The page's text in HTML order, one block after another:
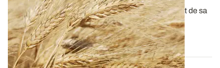
La qualité du blé dur à la récolte dépend étroitement de sa
teneur en protéines. L...
15 JANV. 2026